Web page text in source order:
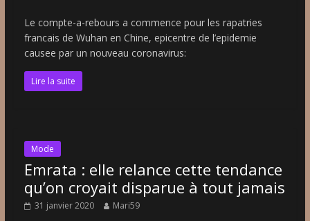
Le compte-a-rebours a commence pour les rapatries
francais de Wuhan en Chine, epicentre de l’epidemie
causee par un nouveau coronavirus:
Lire la suite
Mode
Emrata : elle relance cette tendance
qu’on croyait disparue à tout jamais
31 janvier 2020 Mari59